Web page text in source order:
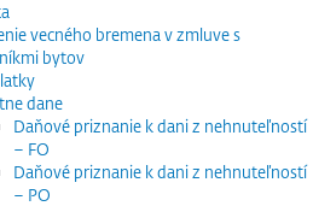
vecného bremena v zmluve s
bytov
dane
Daňové priznanie k dani z nehnuteľností
– FO
Daňové priznanie k dani z nehnuteľností
– PO